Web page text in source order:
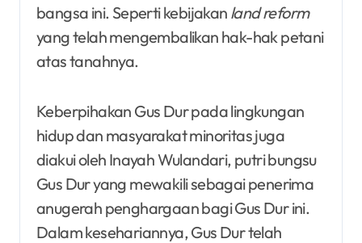
bangsa ini. Seperti kebijakan land reform
yang telah mengembalikan hak-hak petani
atas tanahnya.
Keberpihakan Gus Dur pada lingkungan
hidup dan masyarakat minoritas juga
diakui oleh Inayah Wulandari, putri bungsu
Gus Dur yang mewakili sebagai penerima
anugerah penghargaan bagi Gus Dur ini.
Dalam kesehariannya, Gus Dur telah